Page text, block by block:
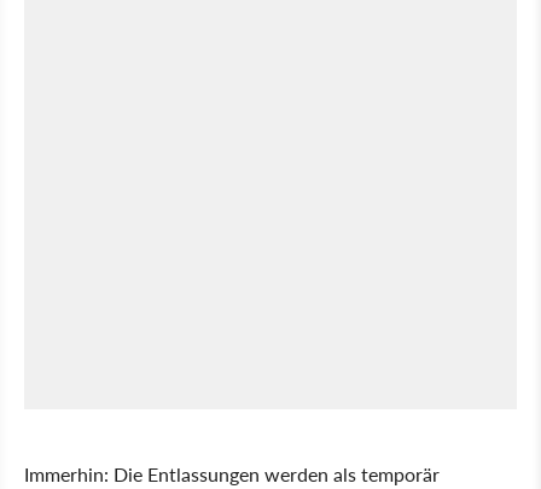
Immerhin: Die Entlassungen werden als temporär